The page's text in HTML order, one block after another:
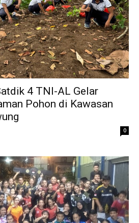
4 TNI-AL Gelar
Pohon di Kawasan
0